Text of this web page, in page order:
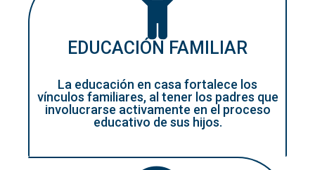
EDUCACIÓN FAMILIAR
La educación en casa fortalece los
vínculos familiares, al tener los padres que
involucrarse activamente en el proceso
educativo de sus hijos.